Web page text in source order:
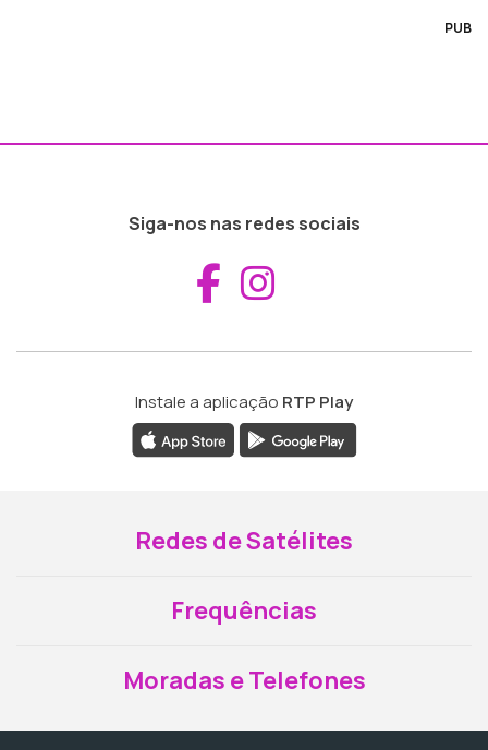
PUB
Siga-nos nas redes sociais
Aceder ao
Instale a aplicação RTP Play
Redes de Satélites
Frequências
Moradas e Telefones